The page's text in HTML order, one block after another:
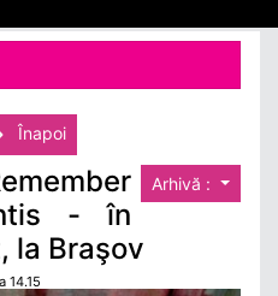
Înapoi
Arhivă :
- în
la Braşov
14.15